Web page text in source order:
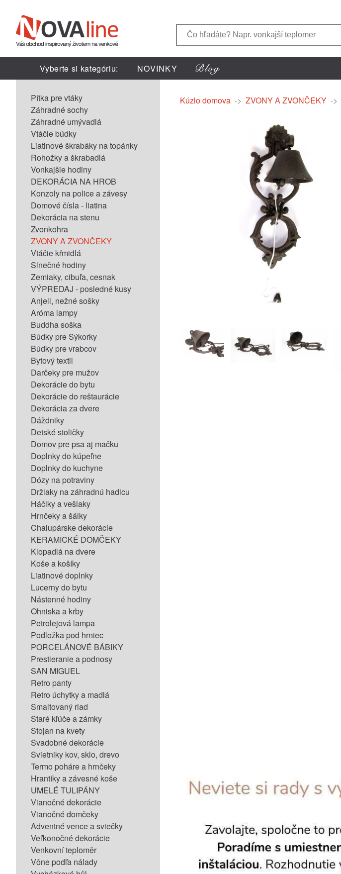
Vyberte si kategóriu: NOVINKY
Pítka pre vtáky
Záhradné sochy
Záhradné umývadlá
Vtáčie búdky
Liatinové škrabáky na topánky
Rohožky a škrabadlá
Vonkajšie hodiny
DEKORÁCIA NA HROB
Konzoly na police a závesy
Domové čísla - liatina
Dekorácia na stenu
Zvonkohra
ZVONY A ZVONČEKY
Vtáčie kŕmidlá
Slnečné hodiny
Zemiaky, cibuľa, cesnak
VÝPREDAJ - posledné kusy
Anjeli, nežné sošky
Aróma lampy
Buddha soška
Búdky pre Sýkorky
Búdky pre vrabcov
Bytový textil
Darčeky pre mužov
Dekorácie do bytu
Dekorácie do reštaurácie
Dekorácia za dvere
Dáždniky
Detské stoličky
Domov pre psa aj mačku
Doplnky do kúpeľne
Doplnky do kuchyne
Dózy na potraviny
Držiaky na záhradnú hadicu
Háčiky a vešiaky
Hrnčeky a šálky
Chalupárske dekorácie
KERAMICKÉ DOMČEKY
Klopadlá na dvere
Koše a košíky
Liatinové doplnky
Lucerny do bytu
Nástenné hodiny
Ohniska a krby
Petrolejová lampa
Podložka pod hrniec
PORCELÁNOVÉ BÁBIKY
Prestieranie a podnosy
SAN MIGUEL
Retro panty
Retro úchytky a madlá
Smaltovaný riad
Staré kľúče a zámky
Stojan na kvety
Svadobné dekorácie
Svietniky kov, sklo, drevo
Termo poháre a hrnčeky
Hrantíky a závesné koše
UMELÉ TULIPÁNY
Vianočné dekorácie
Vianočné domčeky
Adventné vence a sviečky
Veľkonočné dekorácie
Venkovní teploměr
Vône podľa nálady
Kúzlo domova -> ZVONY A ZVONČEKY ->